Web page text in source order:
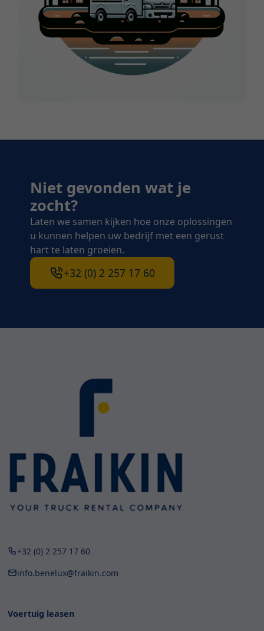
Niet gevonden wat je
zocht?
Laten we samen kijken hoe onze oplossingen
u kunnen helpen uw bedrijf met een gerust
hart te laten groeien.
+32 (0) 2 257 17 60
+32 (0) 2 257 17 60
info.benelux@fraikin.com
Voertuig leasen